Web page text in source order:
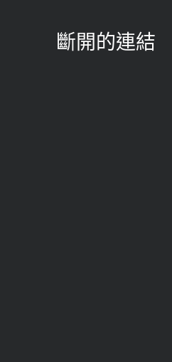
斷開的連結